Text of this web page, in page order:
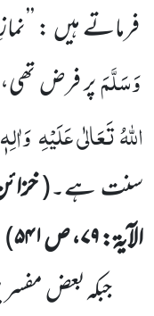
فرماتے ہیں :
وَسَلَّمَپرفرض
اللّٰہُ تَعَالٰی عَلَیْہِ
سنت ہے۔(
الآیۃ:۷۹، ص۵۴۱)
جبکہ بعض